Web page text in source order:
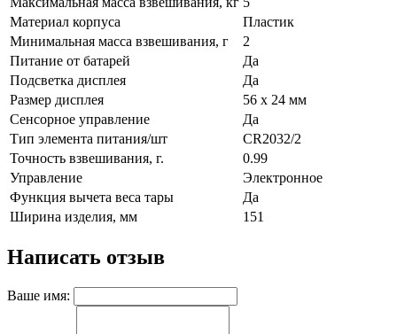
Материал корпуса
Пластик
Минимальная масса взвешивания, г
2
Питание от батарей
Да
Подсветка дисплея
Да
Размер дисплея
56 x 24 мм
Сенсорное управление
Да
Тип элемента питания/шт
CR2032/2
Точность взвешивания, г.
0.99
Управление
Электронное
Функция вычета веса тары
Да
Ширина изделия, мм
151
Написать отзыв
Ваше имя: